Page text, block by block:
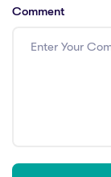
Comment